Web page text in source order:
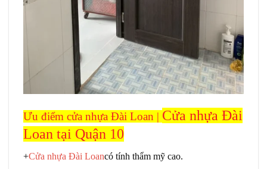
Ưu điểm cửa nhựa Đài Loan | Cửa nhựa Đài
Loan tại Quận 10
+Cửa nhựa Đài Loancó tính thẩm mỹ cao.